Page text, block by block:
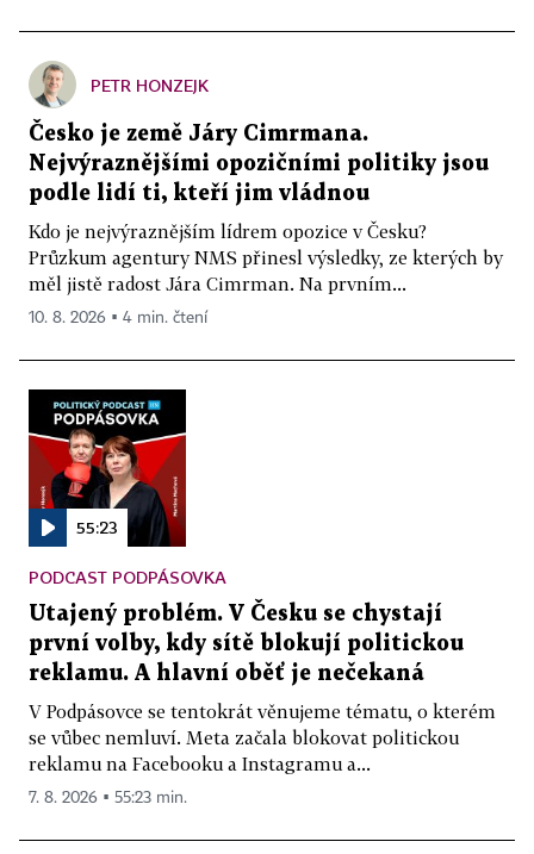
PETR HONZEJK
Česko je země Járy Cimrmana.
Nejvýraznějšími opozičními politiky jsou
podle lidí ti, kteří jim vládnou
Kdo je nejvýraznějším lídrem opozice v Česku?
Průzkum agentury NMS přinesl výsledky, ze kterých by
měl jistě radost Jára Cimrman. Na prvním...
10. 8. 2026 ▪ 4 min. čtení
55:23
PODCAST PODPÁSOVKA
Utajený problém. V Česku se chystají
první volby, kdy sítě blokují politickou
reklamu. A hlavní oběť je nečekaná
V Podpásovce se tentokrát věnujeme tématu, o kterém
se vůbec nemluví. Meta začala blokovat politickou
reklamu na Facebooku a Instagramu a...
7. 8. 2026 ▪ 55:23 min.